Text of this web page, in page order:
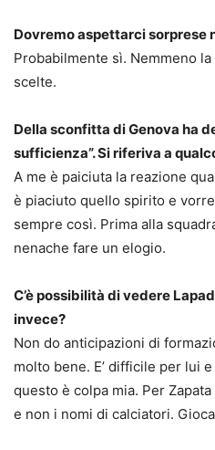
Dovremo aspettarci sorprese
Probabilmente sì. Nemmeno
scelte.
Della sconfitta di Genova ha
sufficienza”. Si riferiva a
A me è paiciuta la reazione
è piaciuto quello spirito e
sempre così. Prima alla
nenache fare un elogio.
C’è possibilità di vedere
invece?
Non do anticipazioni di
molto bene. E’ difficile per lui
questo è colpa mia. Per
e non i nomi di calciatori.